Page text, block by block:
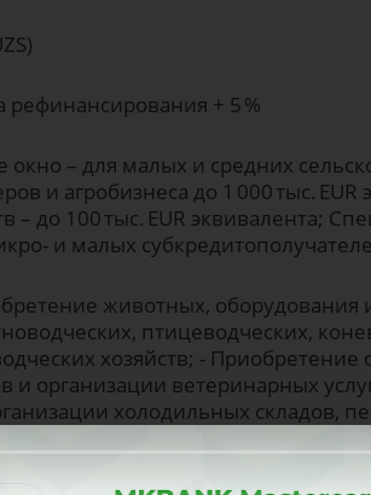
рефинансирования + 5 %
– для малых и средних
и агробизнеса до 1 000 тыс.
– до 100 тыс. EUR эквивалента;
и малых
животных, оборудования
птицеводческих,
хозяйств; -
и организации ветеринарных
холодильных складов,
продукции (мясо,